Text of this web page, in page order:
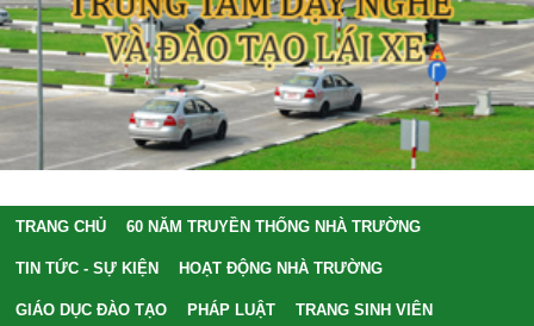
TRANG CHỦ 60 NĂM TRUYỀN THỐNG NHÀ TRƯỜNG
TIN TỨC - SỰ KIỆN HOẠT ĐỘNG NHÀ TRƯỜNG
GIÁO DỤC ĐÀO TẠO PHÁP LUẬT TRANG SINH VIÊN